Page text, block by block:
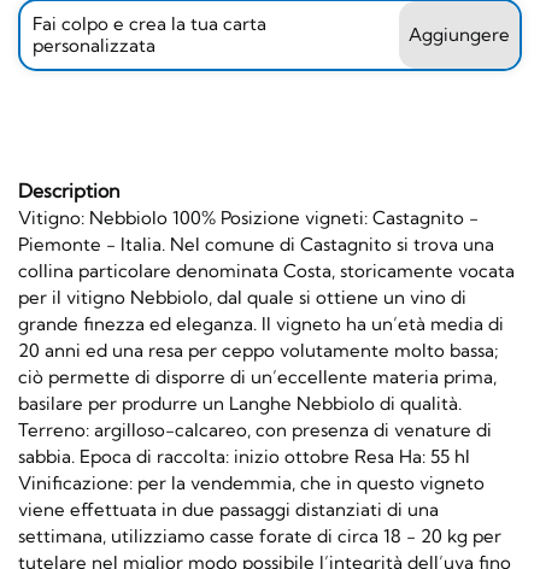
Fai colpo e crea la tua carta
personalizzata
Aggiungere
Description
Vitigno: Nebbiolo 100% Posizione vigneti: Castagnito -
Piemonte - Italia. Nel comune di Castagnito si trova una
collina particolare denominata Costa, storicamente vocata
per il vitigno Nebbiolo, dal quale si ottiene un vino di
grande finezza ed eleganza. Il vigneto ha un’età media di
20 anni ed una resa per ceppo volutamente molto bassa;
ciò permette di disporre di un’eccellente materia prima,
basilare per produrre un Langhe Nebbiolo di qualità.
Terreno: argilloso-calcareo, con presenza di venature di
sabbia. Epoca di raccolta: inizio ottobre Resa Ha: 55 hl
Vinificazione: per la vendemmia, che in questo vigneto
viene effettuata in due passaggi distanziati di una
settimana, utilizziamo casse forate di circa 18 - 20 kg per
tutelare nel miglior modo possibile l’integrità dell’uva fino